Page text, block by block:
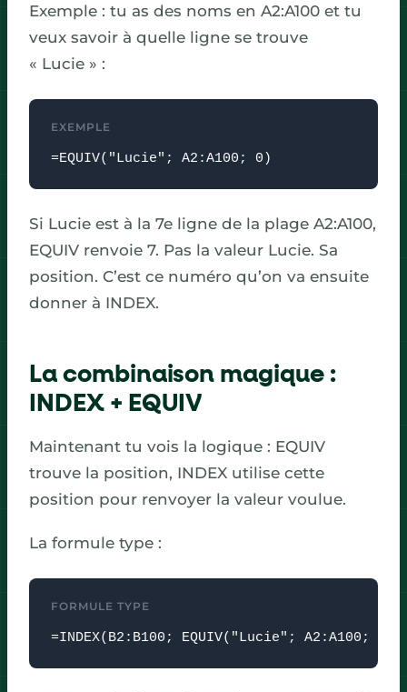
Exemple : tu as des noms en A2:A100 et tu
veux savoir à quelle ligne se trouve
« Lucie » :
EXEMPLE
=EQUIV("Lucie"; A2:A100; 0)
Si Lucie est à la 7e ligne de la plage A2:A100,
EQUIV renvoie 7. Pas la valeur Lucie. Sa
position. C’est ce numéro qu’on va ensuite
donner à INDEX.
La combinaison magique :
INDEX + EQUIV
Maintenant tu vois la logique : EQUIV
trouve la position, INDEX utilise cette
position pour renvoyer la valeur voulue.
La formule type :
FORMULE TYPE
=INDEX(B2:B100; EQUIV("Lucie"; A2:A100; 0))